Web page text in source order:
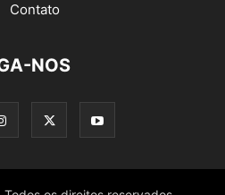
Contato
NOS